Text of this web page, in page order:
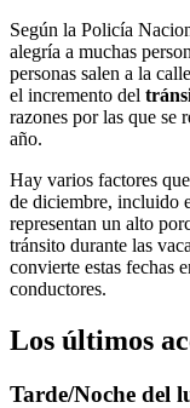
Según la Policía
alegría a muchas
personas salen a la
el incremento del
razones por las que se
año.
Hay varios factores
de diciembre, incluido
representan un alto
tránsito durante las
convierte estas fechas
conductores.
Los últimos
Tarde/Noche del